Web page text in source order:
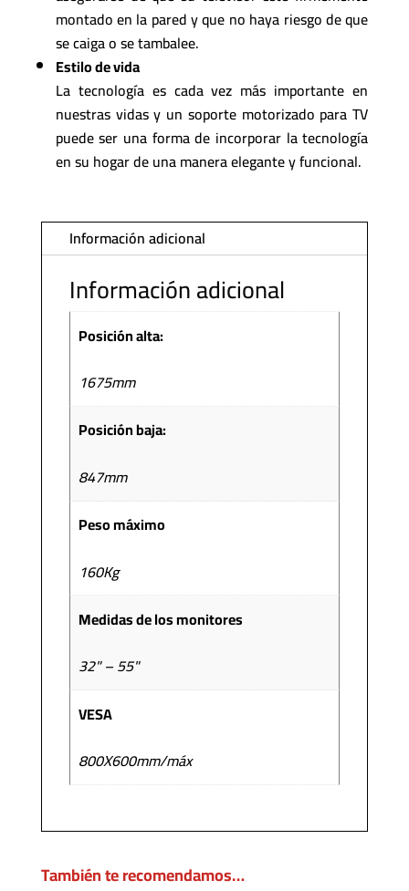
montado en la pared y que no haya riesgo de que
se caiga o se tambalee.
Estilo de vida
La tecnología es cada vez más importante en
nuestras vidas y un soporte motorizado para TV
puede ser una forma de incorporar la tecnología
en su hogar de una manera elegante y funcional.
Información adicional
Información adicional
Posición alta:
1675mm
Posición baja:
847mm
Peso máximo
160Kg
Medidas de los monitores
32" – 55"
VESA
800X600mm/máx
También te recomendamos…